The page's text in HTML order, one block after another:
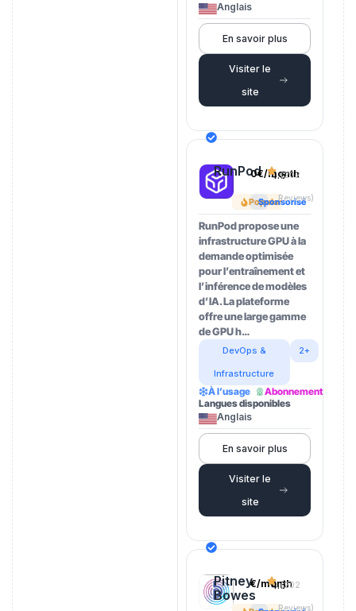
Anglais
En savoir plus
Visiter le
site
RunPod
Popular
Sponsorisé
0€/month
4.5(202
Reviews)
RunPod propose une
infrastructure GPU à la
demande optimisée
pour l’entraînement et
l’inférence de modèles
d’IA. La plateforme
offre une large gamme
de GPU h…
DevOps &
Infrastructure
2+
À l’usage
Abonnement
Langues disponibles
Anglais
En savoir plus
Visiter le
site
Pitney
Bowes
€/month
4.5(202
Reviews)